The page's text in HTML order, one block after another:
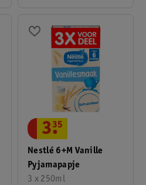
Nestlé 6+M Vanille
Pyjamapapje
3 x 250ml
3.
35